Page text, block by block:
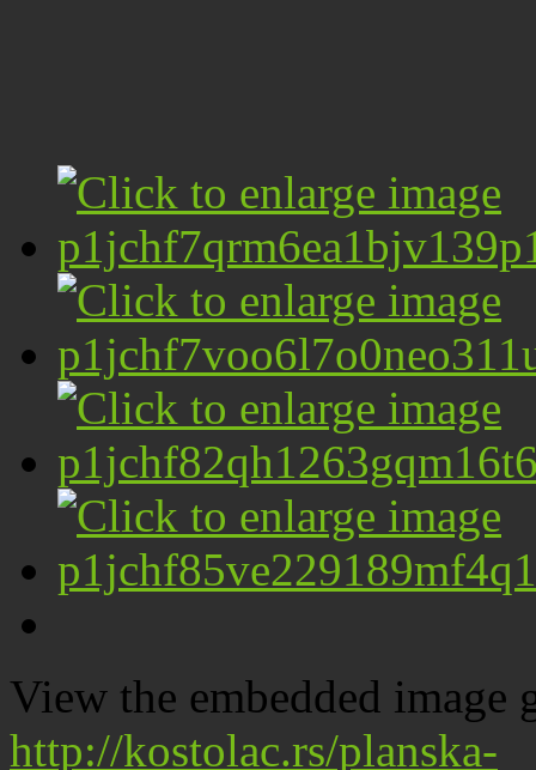
View the embedded image
http://kostolac.rs/planska-